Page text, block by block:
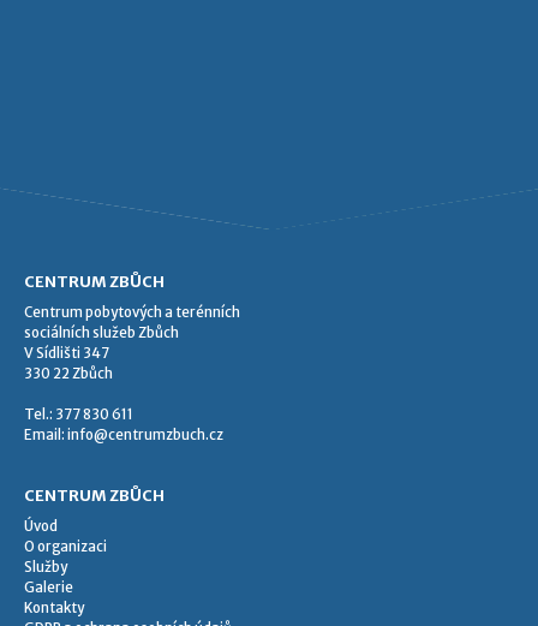
CENTRUM ZBŮCH
Centrum pobytových a terénních
sociálních služeb Zbůch
V Sídlišti 347
330 22 Zbůch
Tel.: 377 830 611
Email: info@centrumzbuch.cz
CENTRUM ZBŮCH
Úvod
O organizaci
Služby
Galerie
Kontakty